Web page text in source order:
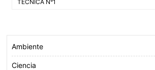
k
p
de
TÉCNICA N°1
Ambiente
Ciencia